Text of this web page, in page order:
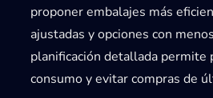
proponer embalajes más
ajustadas y opciones con
planificación detallada permite
consumo y evitar compras de